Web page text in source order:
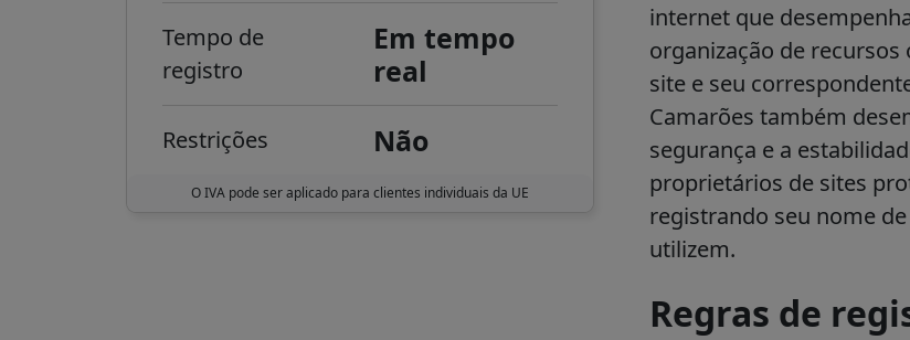
Tempo de
registro
Em tempo
real
Restrições Não
O IVA pode ser aplicado para clientes individuais da UE
internet que
organização de
site e seu
Camarões também
segurança e a
proprietários de sites
registrando seu nome
utilizem.
Regras de